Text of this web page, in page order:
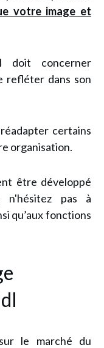
votre image et
doit concerner
refléter dans son
certains
organisation.
être développé
n'hésitez pas à
qu’aux fonctions
le marché du